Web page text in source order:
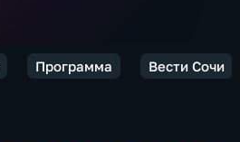
Программа Вести Сочи